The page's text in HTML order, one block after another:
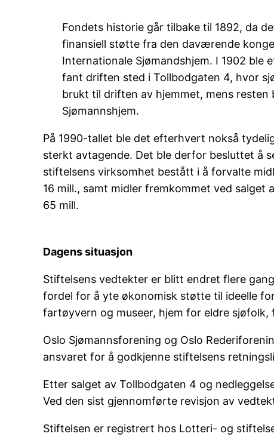
Fondets historie går tilbake til 1892, da
finansiell støtte fra den daværende
Internationale Sjømandshjem. I 1902 ble
fant driften sted i Tollbodgaten 4, hvor
brukt til driften av hjemmet, mens
Sjømannshjem.
På 1990-tallet ble det efterhvert nokså
sterkt avtagende. Det ble derfor besluttet å
stiftelsens virksomhet bestått i å forvalte
16 mill., samt midler fremkommet ved salget
65 mill.
Dagens situasjon
Stiftelsens vedtekter er blitt endret flere
fordel for å yte økonomisk støtte til ideelle
fartøyvern og museer, hjem for eldre
Oslo Sjømannsforening og Oslo
ansvaret for å godkjenne stiftelsens
Etter salget av Tollbodgaten 4 og
Ved den sist gjennomførte revisjon av
Stiftelsen er registrert hos Lotteri- og